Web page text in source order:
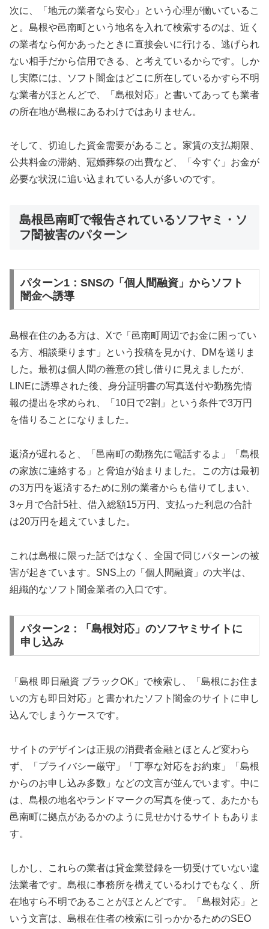
次に、「地元の業者なら安心」という心理が働いているこ
と。島根や邑南町という地名を入れて検索するのは、近く
の業者なら何かあったときに直接会いに行ける、逃げられ
ない相手だから信用できる、と考えているからです。しか
し実際には、ソフト闇金はどこに所在しているかすら不明
な業者がほとんどで、「島根対応」と書いてあっても業者
の所在地が島根にあるわけではありません。
そして、切迫した資金需要があること。家賃の支払期限、
公共料金の滞納、冠婚葬祭の出費など、「今すぐ」お金が
必要な状況に追い込まれている人が多いのです。
島根邑南町で報告されているソフヤミ・ソ
フ闇被害のパターン
パターン1：SNSの「個人間融資」からソフト
闇金へ誘導
島根在住のある方は、Xで「邑南町周辺でお金に困ってい
る方、相談乗ります」という投稿を見かけ、DMを送りま
した。最初は個人間の善意の貸し借りに見えましたが、
LINEに誘導された後、身分証明書の写真送付や勤務先情
報の提出を求められ、「10日で2割」という条件で3万円
を借りることになりました。
返済が遅れると、「邑南町の勤務先に電話するよ」「島根
の家族に連絡する」と脅迫が始まりました。この方は最初
の3万円を返済するために別の業者からも借りてしまい、
3ヶ月で合計5社、借入総額15万円、支払った利息の合計
は20万円を超えていました。
これは島根に限った話ではなく、全国で同じパターンの被
害が起きています。SNS上の「個人間融資」の大半は、
組織的なソフト闇金業者の入口です。
パターン2：「島根対応」のソフヤミサイトに
申し込み
「島根 即日融資 ブラックOK」で検索し、「島根にお住ま
いの方も即日対応」と書かれたソフト闇金のサイトに申し
込んでしまうケースです。
サイトのデザインは正規の消費者金融とほとんど変わら
ず、「プライバシー厳守」「丁寧な対応をお約束」「島根
からのお申し込み多数」などの文言が並んでいます。中に
は、島根の地名やランドマークの写真を使って、あたかも
邑南町に拠点があるかのように見せかけるサイトもありま
す。
しかし、これらの業者は貸金業登録を一切受けていない違
法業者です。島根に事務所を構えているわけでもなく、所
在地すら不明であることがほとんどです。「島根対応」と
いう文言は、島根在住者の検索に引っかかるためのSEO